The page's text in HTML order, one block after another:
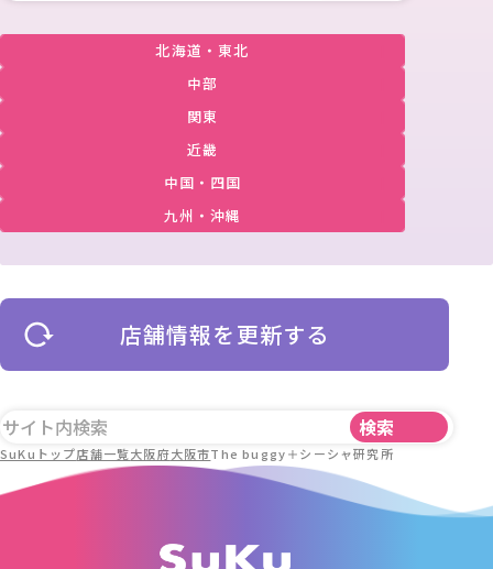
北海道・東北
中部
関東
近畿
中国・四国
九州・沖縄
店舗情報を更新する
SuKuトップ店舗一覧大阪府大阪市The buggy＋シーシャ研究所